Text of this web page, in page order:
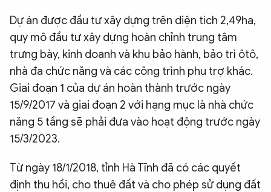
Dự án được đầu tư xây dựng trên diện tích 2,49ha,
quy mô đầu tư xây dựng hoàn chỉnh trung tâm
trưng bày, kinh doanh và khu bảo hành, bảo trì ôtô,
nhà đa chức năng và các công trình phụ trợ khác.
Giai đoạn 1 của dự án hoàn thành trước ngày
15/9/2017 và giai đoạn 2 với hạng mục là nhà chức
năng 5 tầng sẽ phải đưa vào hoạt động trước ngày
15/3/2023.
Từ ngày 18/1/2018, tỉnh Hà Tĩnh đã có các quyết
định thu hồi, cho thuê đất và cho phép sử dụng đất